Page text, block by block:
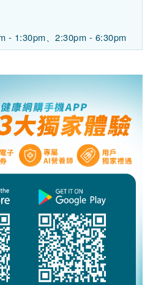
- 1:30pm、2:30pm - 6:30pm